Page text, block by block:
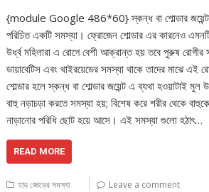
{module Google 486*60} স্কন্ধ বা শোল্ডার জয়েন্ট
পরিচিত একটি সমস্যা। ফ্রোজেন শোল্ডার এর কারনেও
উর্ধ্ব মহিলারা এ রোগে বেশী আক্রান্ত হয় তবে পুরুষ
ডায়াবেটিস এবং থাইরয়েডের সমস্যা থাকে তাদের মাঝে
শোল্ডার হলে স্কন্ধ বা শোল্ডার জয়েন্ট এ ব্যথা হওয়াটাই মুল
বাহু নড়াচড়া করতে সমস্যা হয়; বিশেষ করে শরীর থেকে
নাড়ানোর পরিধি ছোট হয়ে আসে। এই সমস্যা গুলো হঠাৎ…
READ MORE
হাড় জোড়ের সমস্যা Leave a comment